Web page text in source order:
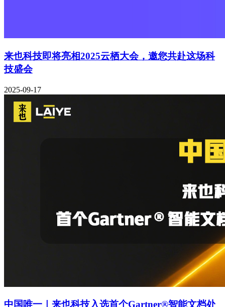
来也科技即将亮相2025云栖大会，邀您共赴这场科
技盛会
2025-09-17
中国唯一｜来也科技入选首个Gartner®智能文档处